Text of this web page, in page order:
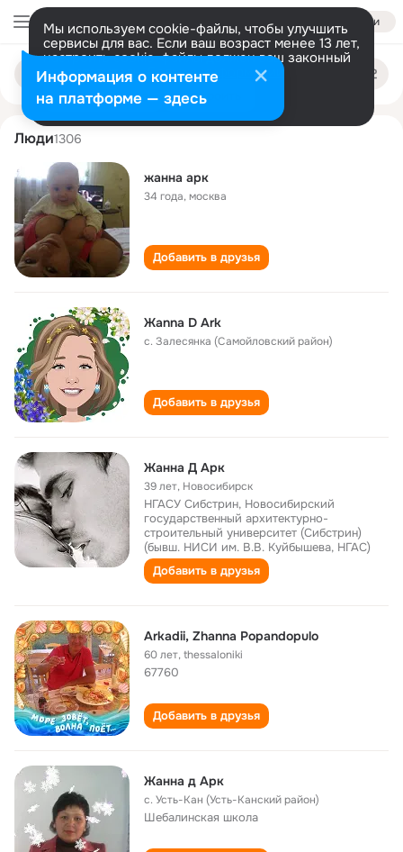
Войти
Мы используем cookie-файлы, чтобы улучшить
сервисы для вас. Если ваш возраст менее 13 лет,
настроить cookie-файлы должен ваш законный
представитель. Больше информации
Разрешить все Настроить
Поиск
людям
zhanna ark
Люди1306
жанна арк
34 года,москва
Добавить в друзья
Жanna D Ark
с. Залесянка (Самойловский район)
Добавить в друзья
Жанна Д Арк
39 лет, Новосибирск
НГАСУ Сибстрин, Новосибирский
государственный архитектурно-
строительный университет (Сибстрин)
(бывш. НИСИ им. В.В. Куйбышева, НГАС)
Добавить в друзья
Arkadii, Zhanna Popandopulo
60 лет,thessaloniki
67760
Добавить в друзья
Жанна д Арк
с. Усть-Кан (Усть-Канский район)
Шебалинская школа
Информация о контенте
на платформе — здесь